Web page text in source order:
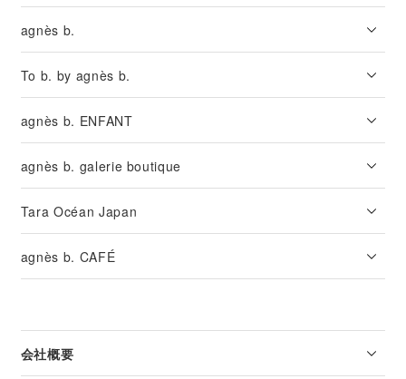
agnès b.
To b. by agnès b.
agnès b. ENFANT
agnès b. galerie boutique
Tara Océan Japan
agnès b. CAFÉ
会社概要